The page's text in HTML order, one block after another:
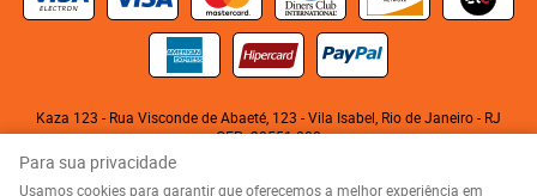
Kaza 123 - Rua Visconde de Abaeté, 123 -Vila Isabel, Rio de Janeiro- RJ
CEP: 20551-080
KITABU LIVRARIA NEGRA E EDITORA LTDA
Para sua privacidade
Usamos cookies para garantir que oferecemos a melhor experiência em